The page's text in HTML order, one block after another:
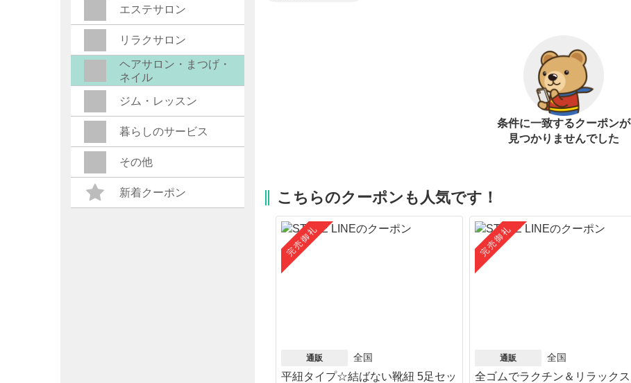
条件に一致するクーポンが
見つかりませんでした
こちらのクーポンも人気です！
完売御礼
通販 全国
平紐タイプ☆結ばない靴紐 5足セッ
完売御礼
通販 全国
全ゴムでラクチン＆リラックス
エステサロン
リラクサロン
ヘアサロン・まつげ・
ネイル
ジム・レッスン
暮らしのサービス
その他
新着クーポン